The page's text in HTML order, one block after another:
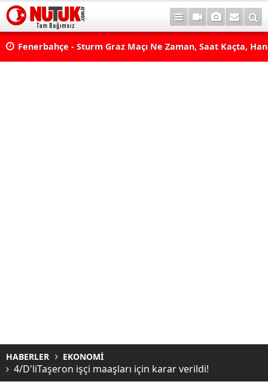
Fenerbahçe - Sturm Graz Maçı Ne Zaman, Saat Kaçta,
HABERLER EKONOMİ
4/D'liTaşeron işçi maaşları için karar verildi!